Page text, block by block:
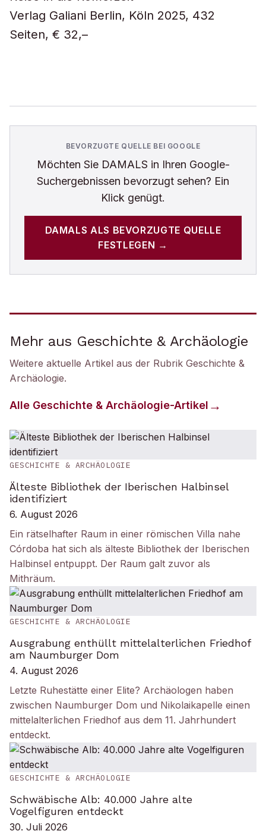
Verlag Galiani Berlin, Köln 2025, 432
Seiten, € 32,–
BEVORZUGTE QUELLE BEI GOOGLE
Möchten Sie DAMALS in Ihren Google-
Suchergebnissen bevorzugt sehen? Ein
Klick genügt.
DAMALS ALS BEVORZUGTE QUELLE
FESTLEGEN →
Mehr aus Geschichte & Archäologie
Weitere aktuelle Artikel aus der Rubrik Geschichte &
Archäologie.
Alle Geschichte & Archäologie-Artikel
GESCHICHTE & ARCHÄOLOGIE
Älteste Bibliothek der Iberischen Halbinsel
identifiziert
6. August 2026
Ein rätselhafter Raum in einer römischen Villa nahe
Córdoba hat sich als älteste Bibliothek der Iberischen
Halbinsel entpuppt. Der Raum galt zuvor als
Mithräum.
GESCHICHTE & ARCHÄOLOGIE
Ausgrabung enthüllt mittelalterlichen Friedhof
am Naumburger Dom
4. August 2026
Letzte Ruhestätte einer Elite? Archäologen haben
zwischen Naumburger Dom und Nikolaikapelle einen
mittelalterlichen Friedhof aus dem 11. Jahrhundert
entdeckt.
GESCHICHTE & ARCHÄOLOGIE
Schwäbische Alb: 40.000 Jahre alte
Vogelfiguren entdeckt
30. Juli 2026